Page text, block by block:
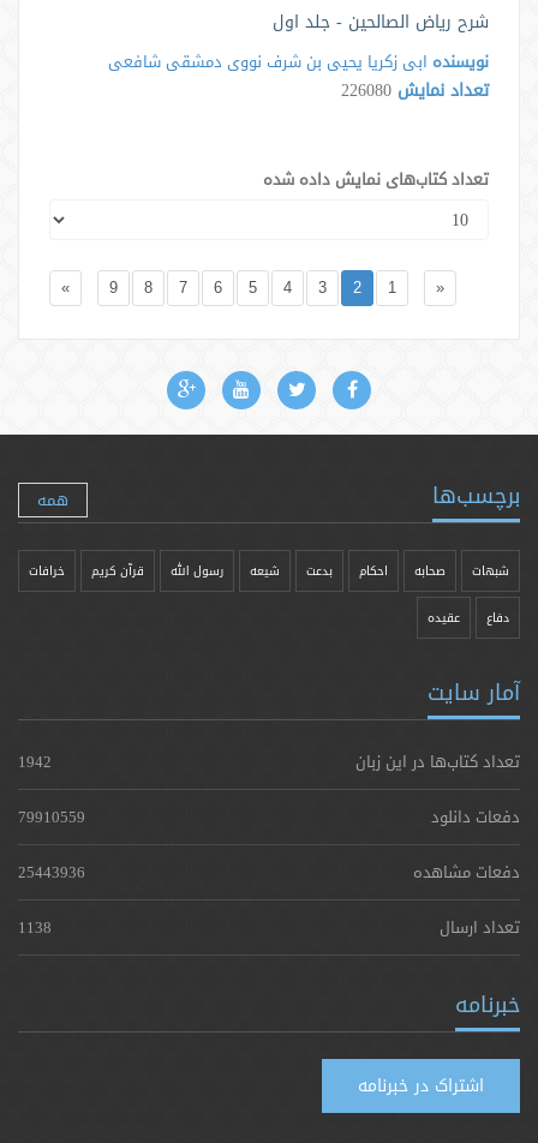
شرح ریاض الصالحین - جلد اول
نویسنده ابی زکریا یحیی بن شرف نووی دمشقی شافعی
تعداد نمایش 226080
تعداد کتاب‌های نمایش داده شده
«
1
2
3
4
5
6
7
8
9
»
برچسب‌ها همه
شبهات صحابه احکام بدعت شیعه رسول الله قرآن کریم خرافات
دفاع عقیده
آمار سایت
تعداد کتاب‌ها در این زبان
1942
دفعات دانلود
79910559
دفعات مشاهده
25443936
تعداد ارسال
1138
خبرنامه
اشتراک در خبرنامه